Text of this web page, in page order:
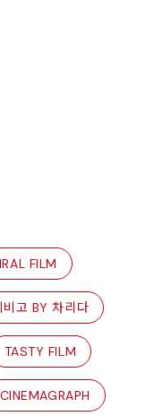
FILM
비고 BY 차리다
TASTY FILM
CINEMAGRAPH